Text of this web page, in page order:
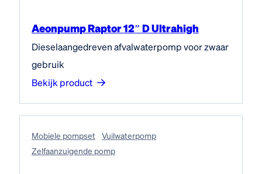
Aeonpump Raptor 12″ D Ultrahigh
Dieselaangedreven afvalwaterpomp voor zwaar
gebruik
Bekijk product
Mobiele pompset
Vuilwaterpomp
Zelfaanzuigende pomp